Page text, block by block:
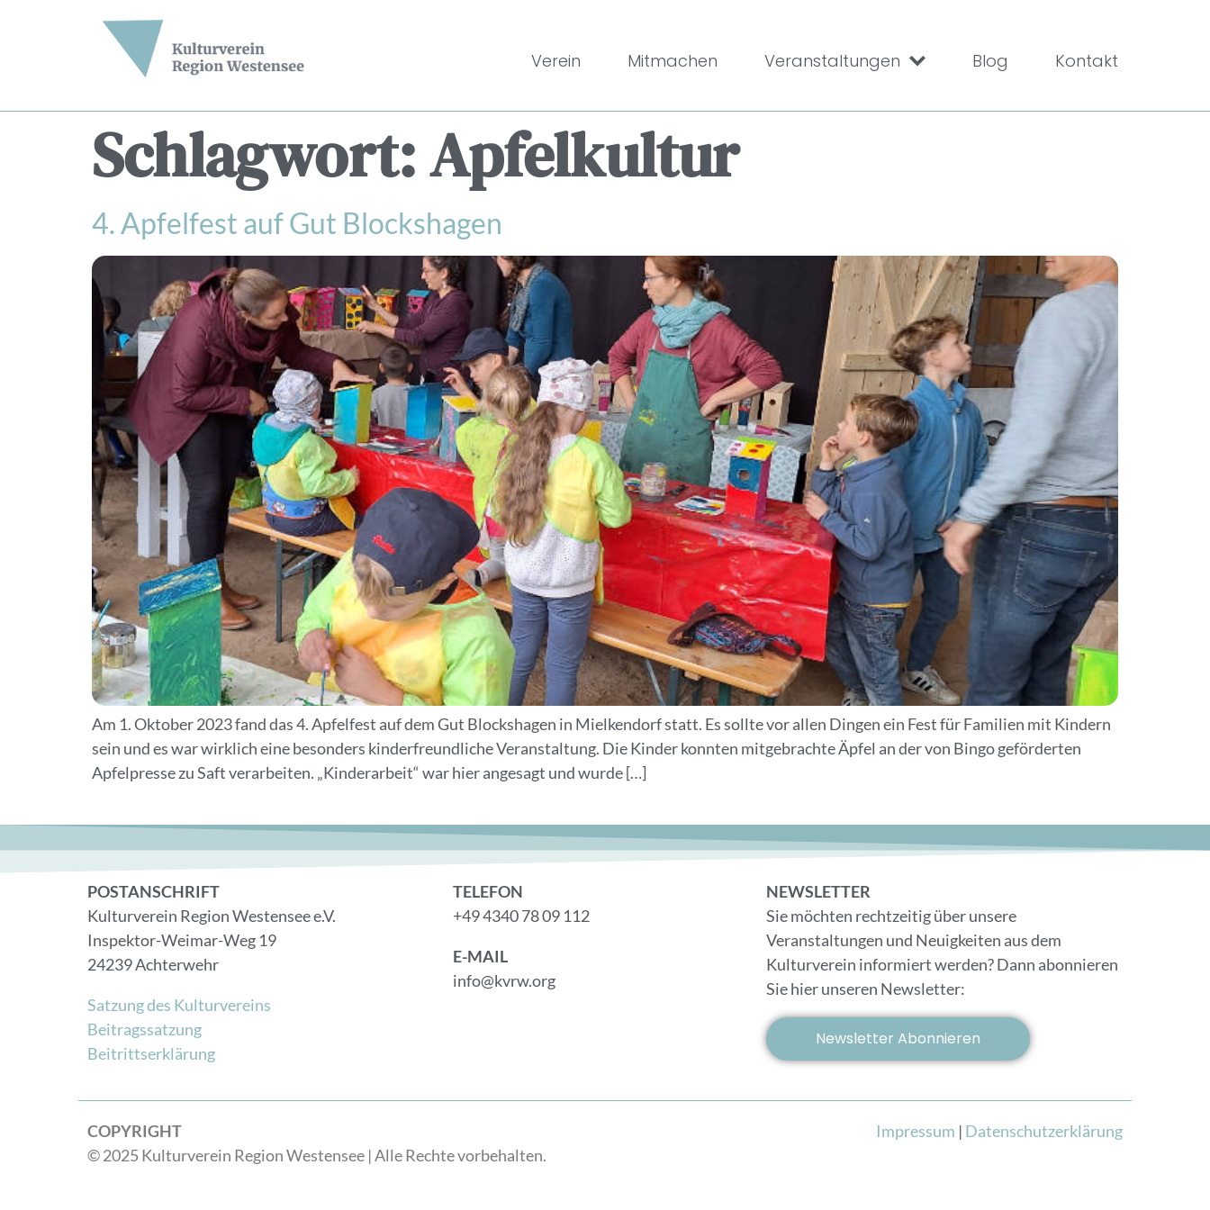
Verein Mitmachen Veranstaltungen Blog Kontakt
Schlagwort:Apfelkultur
4. Apfelfest auf Gut Blockshagen
Am 1. Oktober 2023 fand das 4. Apfelfest auf dem Gut Blockshagen in Mielkendorf statt. Es sollte vor allen Dingen ein Fest für Familien mit Kindern
sein und es war wirklich eine besonders kinderfreundliche Veranstaltung. Die Kinder konnten mitgebrachte Äpfel an der von Bingo geförderten
Apfelpresse zu Saft verarbeiten. „Kinderarbeit“ war hier angesagt und wurde […]
POSTANSCHRIFT
Kulturverein Region Westensee e.V.
Inspektor-Weimar-Weg 19
24239 Achterwehr
Satzung des Kulturvereins
Beitragssatzung
Beitrittserklärung
TELEFON
+49 4340 78 09 112
E-MAIL
info@kvrw.org
NEWSLETTER
Sie möchten rechtzeitig über unsere
Veranstaltungen und Neuigkeiten aus dem
Kulturverein informiert werden? Dann abonnieren
Sie hier unseren Newsletter:
Newsletter Abonnieren
COPYRIGHT
© 2025 Kulturverein Region Westensee | Alle Rechte vorbehalten.
Impressum | Datenschutzerklärung